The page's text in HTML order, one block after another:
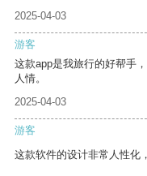
2025-04-03
游客
这款app是我旅行的好帮手
人情。
2025-04-03
游客
这款软件的设计非常人性化